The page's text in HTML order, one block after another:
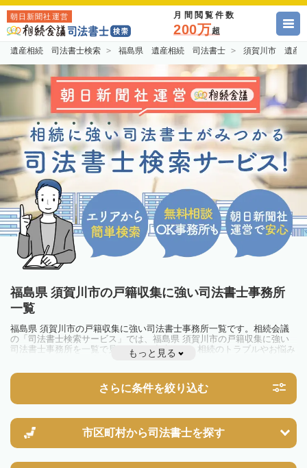
朝日新聞社運営 月間閲覧件数
200万超
遺産相続 司法書士検索 福島県 遺産相続 司法書士 須賀川市 遺産
福島県 須賀川市の戸籍収集に強い司法書士事務所
一覧
福島県 須賀川市の戸籍収集に強い司法書士事務所一覧です。相続会議
の「司法書士検索サービス」では、福島県 須賀川市の戸籍収集に強い
司法書士事務所を一覧で見ることが出来ます。相続のトラブルやお悩み
を抱えている方は一度近隣の司法書士に相談してみましょう。
もっと見る
さらに条件を絞り込む
市区町村から司法書士を探す